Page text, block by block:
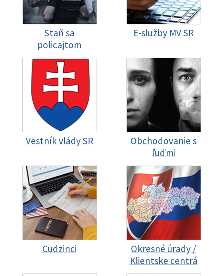
Staň sa
policajtom
E-služby MV SR
Vestník vlády SR
Obchodovanie s
ľuďmi
Cudzinci
Okresné úrady /
Klientske centrá